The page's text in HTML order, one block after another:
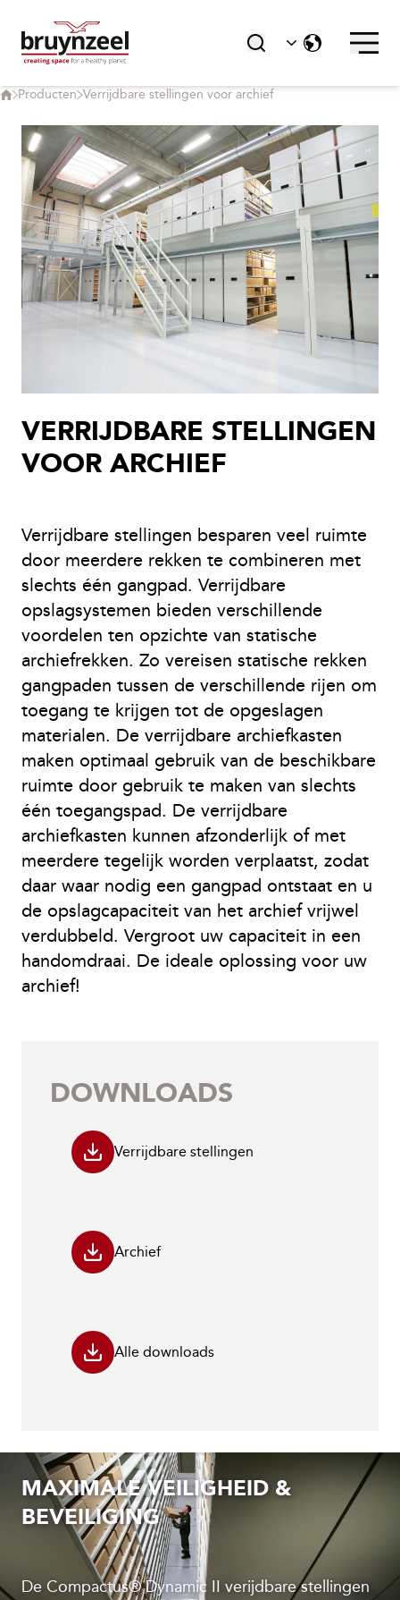
Producten Verrijdbare stellingen voor archief
VERRIJDBARE STELLINGEN
VOOR ARCHIEF
Verrijdbare stellingen besparen veel ruimte
door meerdere rekken te combineren met
slechts één gangpad. Verrijdbare
opslagsystemen bieden verschillende
voordelen ten opzichte van statische
archiefrekken. Zo vereisen statische rekken
gangpaden tussen de verschillende rijen om
toegang te krijgen tot de opgeslagen
materialen. De verrijdbare archiefkasten
maken optimaal gebruik van de beschikbare
ruimte door gebruik te maken van slechts
één toegangspad. De verrijdbare
archiefkasten kunnen afzonderlijk of met
meerdere tegelijk worden verplaatst, zodat
daar waar nodig een gangpad ontstaat en u
de opslagcapaciteit van het archief vrijwel
verdubbeld. Vergroot uw capaciteit in een
handomdraai. De ideale oplossing voor uw
archief!
DOWNLOADS
Verrijdbare stellingen
Archief
Alle downloads
MAXIMALE VEILIGHEID &
BEVEILIGING
De Compactus® Dynamic II verijdbare stellingen